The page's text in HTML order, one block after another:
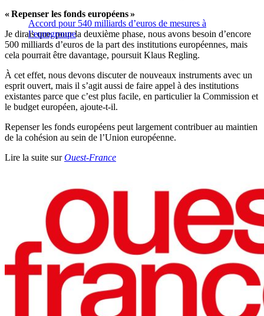
Accord pour 540 milliards d’euros de mesures à
l’eurogroupe
« Repenser les fonds européens »
Je dirais que, pour la deuxième phase, nous avons besoin d’encore
500 milliards d’euros de la part des institutions européennes, mais
cela pourrait être davantage, poursuit Klaus Regling.
À cet effet, nous devons discuter de nouveaux instruments avec un
esprit ouvert, mais il s’agit aussi de faire appel à des institutions
existantes parce que c’est plus facile, en particulier la Commission et
le budget européen, ajoute-t-il.
Repenser les fonds européens peut largement contribuer au maintien
de la cohésion au sein de l’Union européenne.
Lire la suite surOuest-France